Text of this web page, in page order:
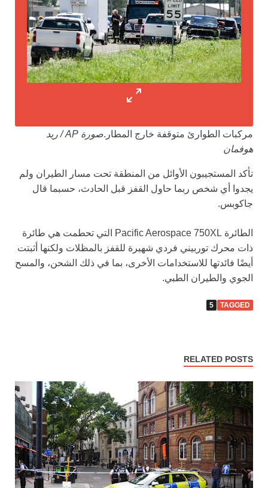
مركبات الطوارئ متوقفة خارج المطار.
صورة AP / ريد
هوفمان
تأكد المستجيبون الأوائل من المنطقة تحت مسار الطيران ولم
يجدوا أي شخص ربما حاول القفز قبل الحادث، حسبما قال
جاكوبس.
الطائرة Pacific Aerospace 750XL التي تحطمت هي طائرة
ذات محرك توربيني فردي شهيرة للقفز بالمظلات ولكنها أثبتت
أيضًا فائدتها للاستخدامات الأخرى، بما في ذلك الشحن، والمسح
الجوي والطيران الطبي.
TAGGED
5
RELATED POSTS